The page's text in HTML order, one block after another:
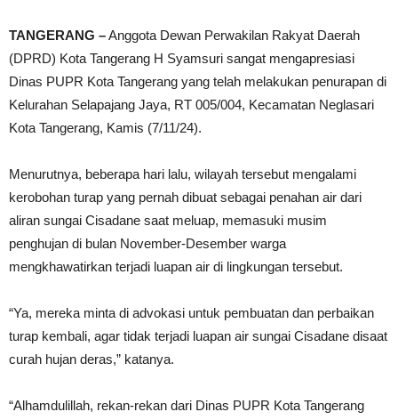
TANGERANG –Anggota Dewan Perwakilan Rakyat Daerah
(DPRD) Kota Tangerang H Syamsuri sangat mengapresiasi
Dinas PUPR Kota Tangerang yang telah melakukan penurapan di
Kelurahan Selapajang Jaya, RT 005/004, Kecamatan Neglasari
Kota Tangerang, Kamis (7/11/24).
Menurutnya, beberapa hari lalu, wilayah tersebut mengalami
kerobohan turap yang pernah dibuat sebagai penahan air dari
aliran sungai Cisadane saat meluap, memasuki musim
penghujan di bulan November-Desember warga
mengkhawatirkan terjadi luapan air di lingkungan tersebut.
“Ya, mereka minta di advokasi untuk pembuatan dan perbaikan
turap kembali, agar tidak terjadi luapan air sungai Cisadane disaat
curah hujan deras,” katanya.
“Alhamdulillah, rekan-rekan dari Dinas PUPR Kota Tangerang